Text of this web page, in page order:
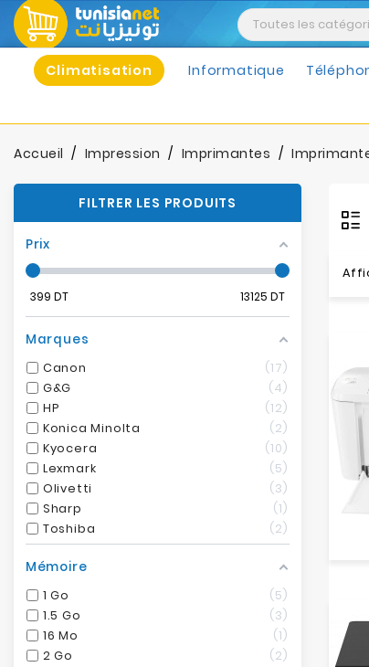
Climatisation Informatique
Accueil Impression Imprimantes
FILTRER LES PRODUITS
Prix
399 DT 13125 DT
Marques
Canon
17
G&G
4
HP
12
Konica Minolta
2
Kyocera
10
Lexmark
5
Olivetti
3
Sharp
1
Toshiba
2
Mémoire
1 Go
5
1.5 Go
3
16 Mo
1
2 Go
2